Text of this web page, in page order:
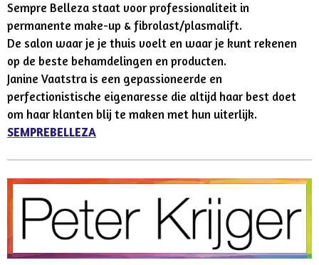
Sempre Belleza staat voor professionaliteit in
permanente make-up & fibrolast/plasmalift.
De salon waar je je thuis voelt en waar je kunt rekenen
op de beste behamdelingen en producten.
Janine Vaatstra is een gepassioneerde en
perfectionistische eigenaresse die altijd haar best doet
om haar klanten blij te maken met hun uiterlijk.
SEMPREBELLEZA